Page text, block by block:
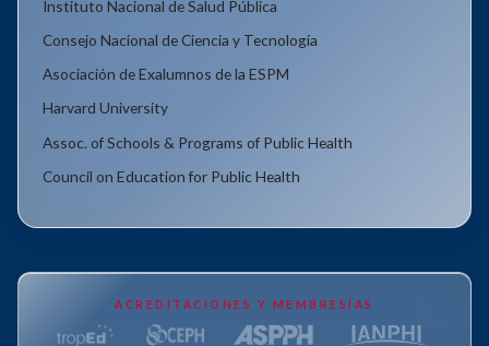
Instituto Nacional de Salud Pública
Consejo Nacional de Ciencia y Tecnología
Asociación de Exalumnos de la ESPM
Harvard University
Assoc. of Schools & Programs of Public Health
Council on Education for Public Health
ACREDITACIONES Y MEMBRESÍAS